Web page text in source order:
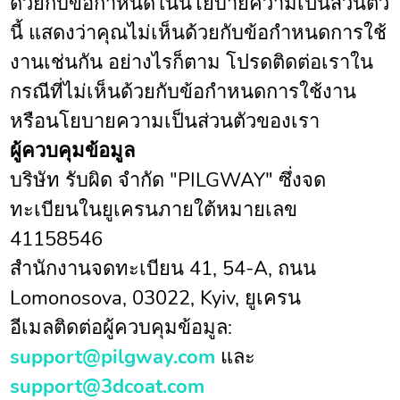
นี้ แสดงว่าคุณไม่เห็นด้วยกับข้อกำหนดการใช้
งานเช่นกัน อย่างไรก็ตาม โปรดติดต่อเราใน
กรณีที่ไม่เห็นด้วยกับข้อกำหนดการใช้งาน
หรือนโยบายความเป็นส่วนตัวของเรา
ผู้ควบคุมข้อมูล
บริษัท รับผิด จำกัด "PILGWAY" ซึ่งจด
ทะเบียนในยูเครนภายใต้หมายเลข
41158546
สำนักงานจดทะเบียน 41, 54-A, ถนน
Lomonosova, 03022, Kyiv, ยูเครน
อีเมลติดต่อผู้ควบคุมข้อมูล:
support@pilgway.com และ
support@3dcoat.com